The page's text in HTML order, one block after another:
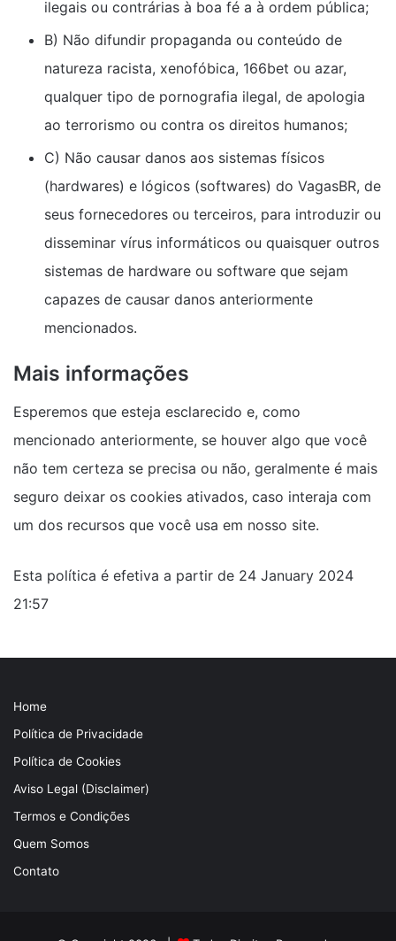
ilegais ou contrárias à boa fé a à ordem pública;
B) Não difundir propaganda ou conteúdo de
natureza racista, xenofóbica, 166bet ou azar,
qualquer tipo de pornografia ilegal, de apologia
ao terrorismo ou contra os direitos humanos;
C) Não causar danos aos sistemas físicos
(hardwares) e lógicos (softwares) do VagasBR, de
seus fornecedores ou terceiros, para introduzir ou
disseminar vírus informáticos ou quaisquer outros
sistemas de hardware ou software que sejam
capazes de causar danos anteriormente
mencionados.
Mais informações
Esperemos que esteja esclarecido e, como
mencionado anteriormente, se houver algo que você
não tem certeza se precisa ou não, geralmente é mais
seguro deixar os cookies ativados, caso interaja com
um dos recursos que você usa em nosso site.
Esta política é efetiva a partir de 24 January 2024
21:57
Home
Política de Privacidade
Política de Cookies
Aviso Legal (Disclaimer)
Termos e Condições
Quem Somos
Contato